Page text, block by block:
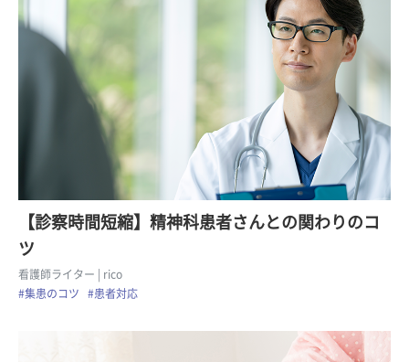
【診察時間短縮】精神科患者さんとの関わりのコ
ツ
看護師ライター
| rico
#集患のコツ
#患者対応